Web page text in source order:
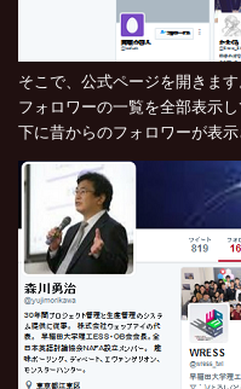
そこで、公式ページを開きます
フォロワーの一覧を全部表示
下に昔からのフォロワーが表示